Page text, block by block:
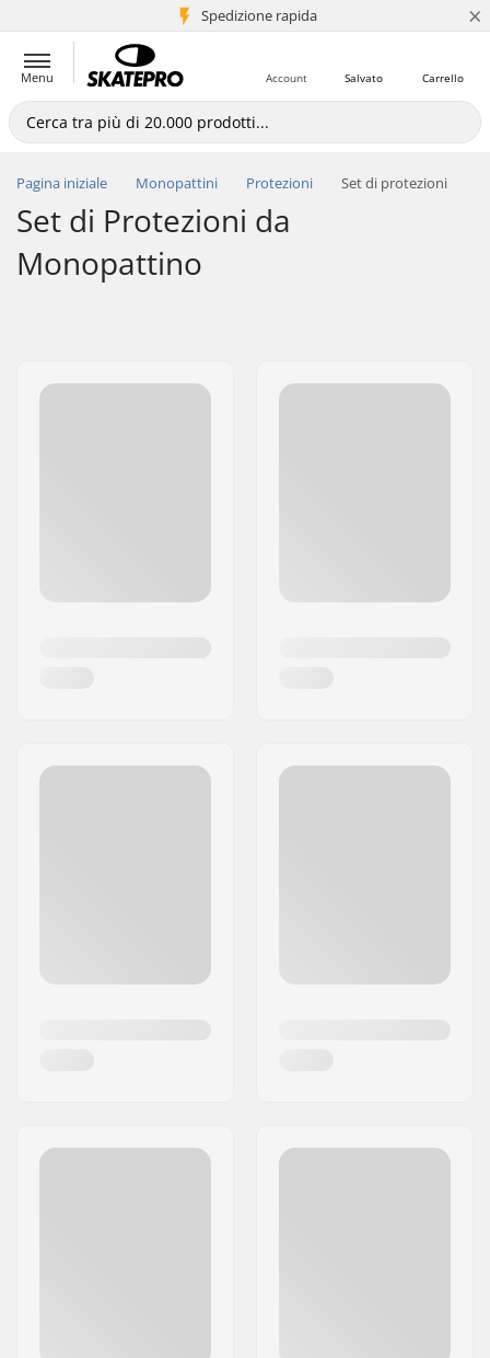
Spedizione rapida
+5 mln di clienti ×
Menu Carrello
Salvato
Account
Pagina iniziale Monopattini Protezioni Set di protezioni
Set di Protezioni da
Monopattino